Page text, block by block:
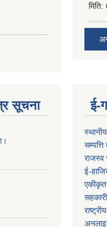
मिति:
सूचना ई-
ई-
एकीकृत